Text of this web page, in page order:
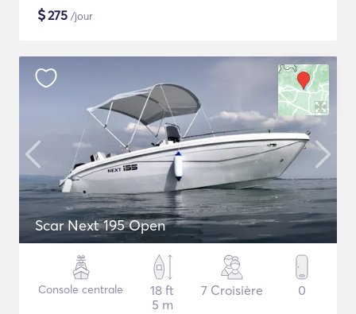
$275 /jour
Scar Next 195 Open
Console centrale
18 ft
5 m
7 Croisière 0